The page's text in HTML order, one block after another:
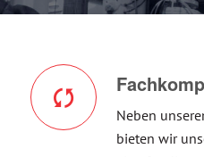
Neben
bieten wir